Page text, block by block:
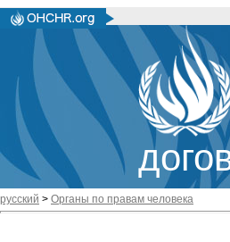
русский > Органы по правам человека